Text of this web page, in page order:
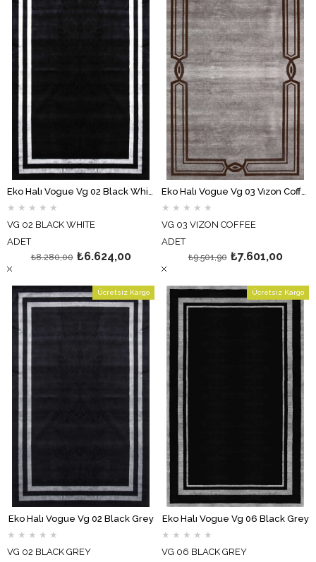
Eko Halı Vogue Vg 02 Black White
★ ★ ★ ★ ★
VG 02 BLACK WHITE
ADET
₺6.624,00
₺8.280,00
Eko Halı Vogue Vg 03 Vızon Coffee
★ ★ ★ ★ ★
VG 03 VIZON COFFEE
ADET
₺7.601,00
₺9.501,90
Eko Halı Vogue Vg 02 Black Grey
★ ★ ★ ★ ★
VG 02 BLACK GREY
Ücretsiz Kargo
Eko Halı Vogue Vg 06 Black Grey
★ ★ ★ ★ ★
VG 06 BLACK GREY
Ücretsiz Kargo